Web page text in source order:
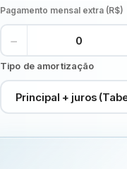
Pagamento mensal extra (R$)
−
Tipo de amortização